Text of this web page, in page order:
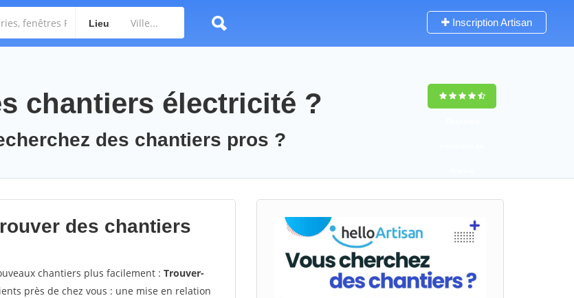
Lieu Inscription Artisan
chantiers électricité ?
des chantiers pros ?
des chantiers
chantiers plus facilement : Trouver-
près de chez vous : une mise en relation